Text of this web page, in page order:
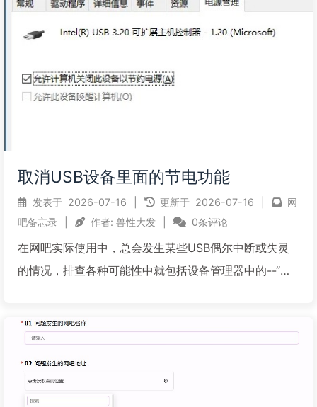
但是递归会有上限，目前发现当系统中加载的签名文件
达到...
取消USB设备里面的节电功能
发表于 2026-07-16 更新于 2026-07-16
网
吧备忘录
作者: 兽性大发 0条评论
在网吧实际使用中，总会发生某些USB偶尔中断或失灵
的情况，排查各种可能性中就包括设备管理器中的--“允
使用一个工具，在开机启动时机运行执行即可，开机执
行后会...
阅读全文...